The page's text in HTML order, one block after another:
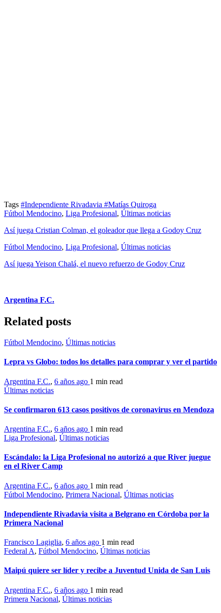
Tags #Independiente Rivadavia #Matías Quiroga
Fútbol Mendocino, Liga Profesional, Últimas noticias
Así juega Cristian Colman, el goleador que llega a Godoy Cruz
Fútbol Mendocino, Liga Profesional, Últimas noticias
Así juega Yeison Chalá, el nuevo refuerzo de Godoy Cruz
Argentina F.C.
Related posts
Fútbol Mendocino, Últimas noticias
Lepra vs Globo: todos los detalles para comprar y ver el partido
Argentina F.C., 6 años ago 1 min read
Últimas noticias
Se confirmaron 613 casos positivos de coronavirus en Mendoza
Argentina F.C., 6 años ago 1 min read
Liga Profesional, Últimas noticias
Escándalo: la Liga Profesional no autorizó a que River juegue
en el River Camp
Argentina F.C., 6 años ago 1 min read
Fútbol Mendocino, Primera Nacional, Últimas noticias
Independiente Rivadavia visita a Belgrano en Córdoba por la
Primera Nacional
Francisco Lagiglia, 6 años ago 1 min read
Federal A, Fútbol Mendocino, Últimas noticias
Maipú quiere ser líder y recibe a Juventud Unida de San Luis
Argentina F.C., 6 años ago 1 min read
Primera Nacional, Últimas noticias